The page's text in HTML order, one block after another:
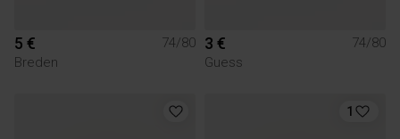
5 €
74/80
Breden
3 €
74/80
Guess
1